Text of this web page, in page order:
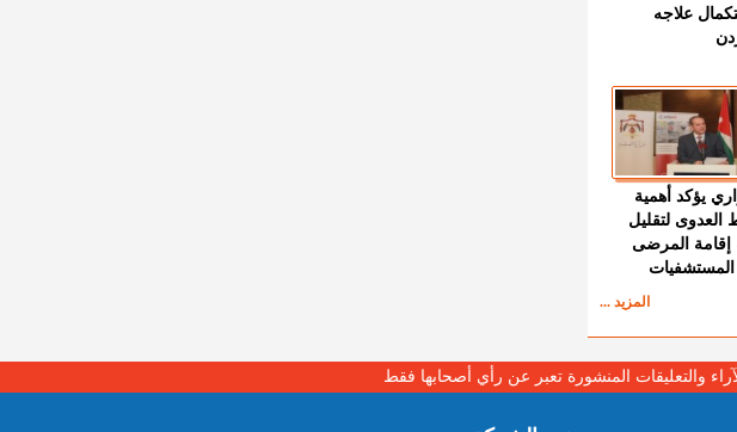
علاجه
يؤكد أهمية
العدوى لتقليل
إقامة المرضى
المزيد ...
والتعليقات المنشورة تعبر عن رأي أصحابها فقط